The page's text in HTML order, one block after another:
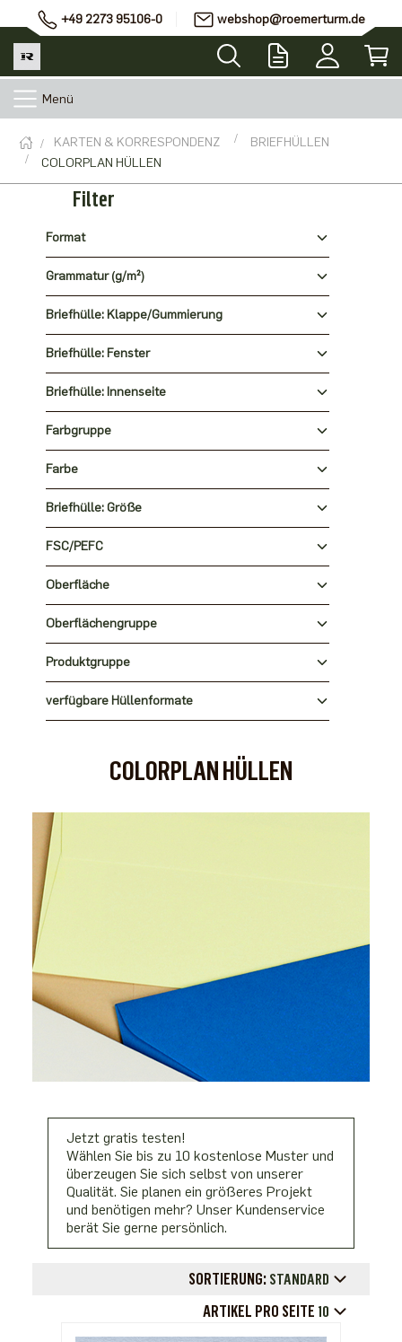
+49 2273 95106-0 webshop@roemerturm.de
Menü
KARTEN & KORRESPONDENZ
BRIEFHÜLLEN
COLORPLAN HÜLLEN
Filter
Format
Grammatur (g/m²)
Briefhülle: Klappe/Gummierung
Briefhülle: Fenster
Briefhülle: Innenseite
Farbgruppe
Farbe
Briefhülle: Größe
FSC/PEFC
Oberfläche
Oberflächengruppe
Produktgruppe
verfügbare Hüllenformate
COLORPLAN HÜLLEN
Jetzt gratis testen!
Wählen Sie bis zu 10 kostenlose Muster und
überzeugen Sie sich selbst von unserer
Qualität. Sie planen ein größeres Projekt
und benötigen mehr? Unser Kundenservice
berät Sie gerne persönlich.
SORTIERUNG: STANDARD
ARTIKEL PRO SEITE 10